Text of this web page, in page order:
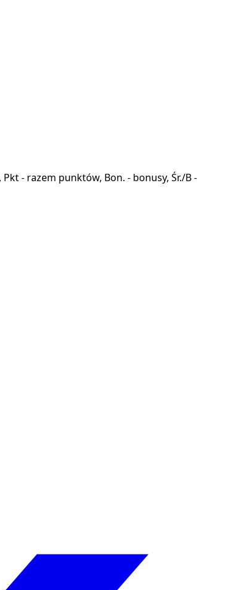
- razem punktów, Bon. - bonusy, Śr./B -